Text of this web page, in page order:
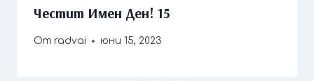
Честит Имен Ден! 15
От radvai юни 15, 2023